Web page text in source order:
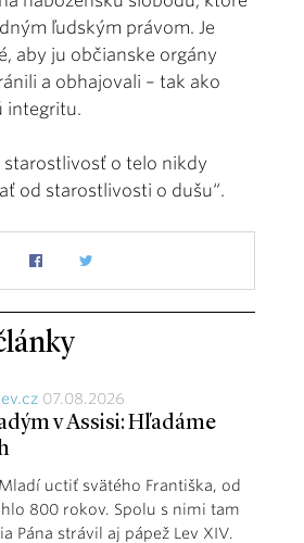
ľudským právom. Je
aby ju občianske orgány
a obhajovali – tak ako
integritu.
starostlivosť o telo nikdy
od starostlivosti o dušu“.
07.08.2026
v Assisi: Hľadáme
uctiť svätého Františka, od
800 rokov. Spolu s nimi tam
Pána strávil aj pápež Lev XIV.